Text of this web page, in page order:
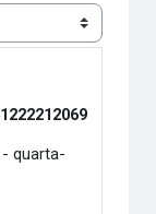
-quarta-